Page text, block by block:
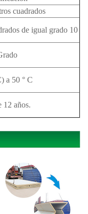
cuadrados
de igual grado 10
a 50 ° C
12 años.